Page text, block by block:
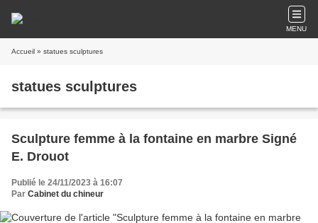
MENU
Accueil » statues sculptures
statues sculptures
Sculpture femme à la fontaine en marbre Signé
E. Drouot
Publié le 24/11/2023 à 16:07
Par Cabinet du chineur